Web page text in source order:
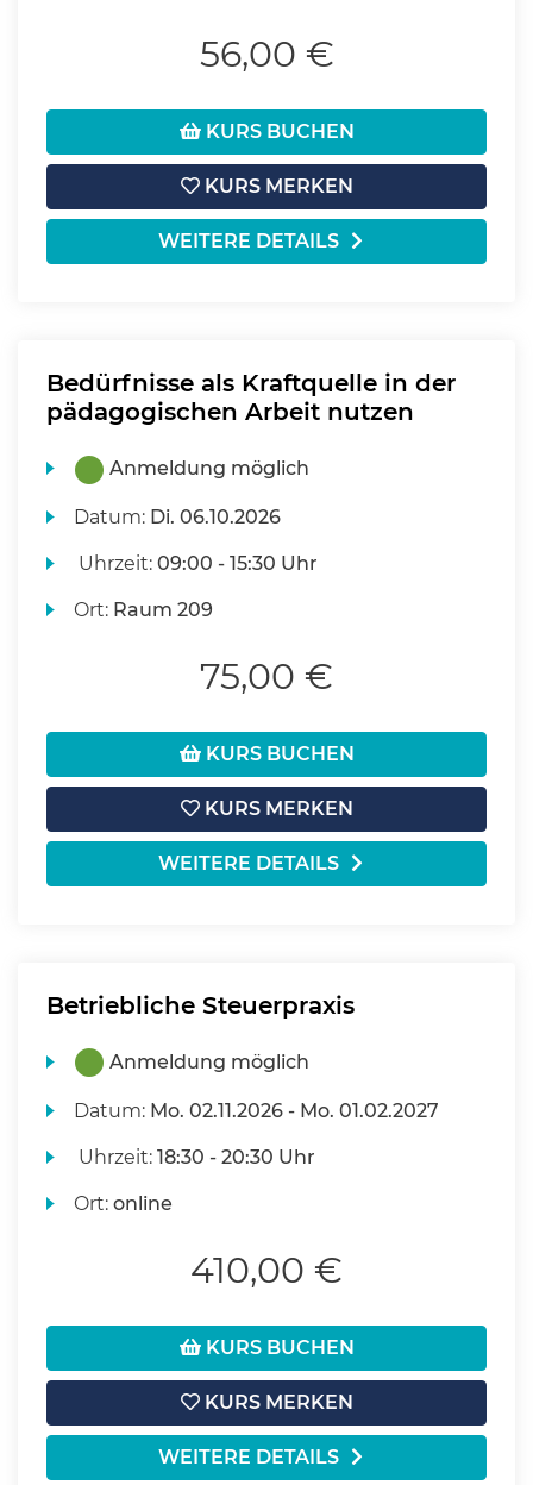
56,00 €
KURS BUCHEN
KURS MERKEN
WEITERE DETAILS
Bedürfnisse als Kraftquelle in der
pädagogischen Arbeit nutzen
Anmeldung möglich
Datum: Di. 06.10.2026
Uhrzeit:09:00 - 15:30 Uhr
Ort: Raum 209
75,00 €
KURS BUCHEN
KURS MERKEN
WEITERE DETAILS
Betriebliche Steuerpraxis
Anmeldung möglich
Datum: Mo. 02.11.2026 - Mo. 01.02.2027
Uhrzeit:18:30 - 20:30 Uhr
Ort:online
410,00 €
KURS BUCHEN
KURS MERKEN
WEITERE DETAILS